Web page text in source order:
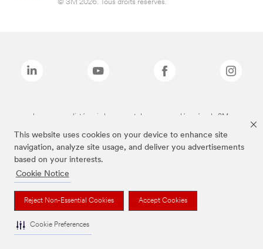
This website uses cookies on your device to enhance site
navigation, analyze site usage, and deliver you advertisements
based on your interests.
Cookie Notice
Reject Non-Essential Cookies Accept Cookies
Cookie Preferences
© 3M 2026. Tous droits réservés.
Les marques listées ci-dessus sont des marques déposées de 3M.